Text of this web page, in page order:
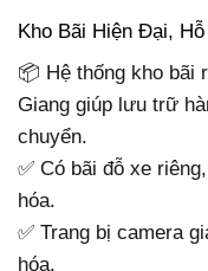
Kho Bãi Hiện Đại,
📦 Hệ thống kho bãi
Giang giúp lưu trữ
chuyển.
✅ Có bãi đỗ xe
hóa.
✅ Trang bị camera
hóa.